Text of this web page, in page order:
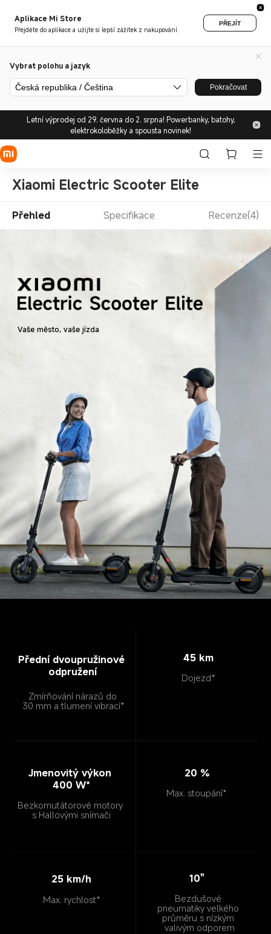
Aplikace Mi Store
Přejděte do aplikace a užijte si lepší zážitek z nakupování.
PŘEJÍT
Vybrat polohu a jazyk
Česká republika / Čeština Pokračovat
Letní výprodej od 29. června do 2. srpna! Powerbanky, batohy,
elektrokoloběžky a spousta novinek!
Xiaomi Electric Scooter Elite
Přehled Specifikace Recenze(4)
Vaše město, vaše jízda
Přední dvoupružinové
odpružení
Zmírňování nárazů do
30 mm a tlumení vibrací*
45 km
Dojezd*
Jmenovitý výkon
400 W*
Bezkomutátorové motory
s Hallovými snímači
20 %
Max. stoupání*
25 km/h
Max. rychlost*
10"
Bezdušové
pneumatiky velkého
průměru s nízkým
valivým odporem